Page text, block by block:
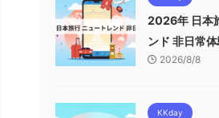
2026年 日本
ンド 非日常
2026/8/8
KKday